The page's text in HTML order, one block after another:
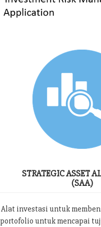
STRATEGIC ASSET
(SAA)
Alat investasi untuk
portofolio untuk mencapai